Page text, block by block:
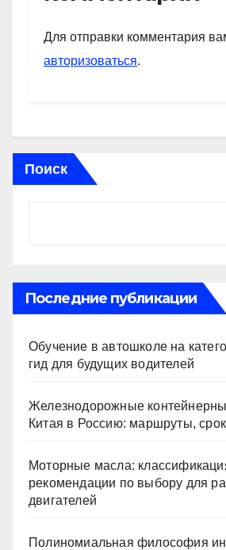
A
p
p
a
m
kl
a
Для отправки комментария
авторизоваться.
Поиск
Последние публикации
Обучение в автошколе на
гид для будущих водителей
Железнодорожные
Китая в Россию: маршруты,
Моторные масла:
рекомендации по выбору для
двигателей
Полиномиальная философия